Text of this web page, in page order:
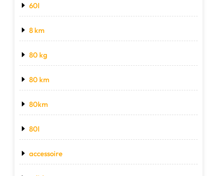
60l
8 km
80 kg
80 km
80km
80l
accessoire